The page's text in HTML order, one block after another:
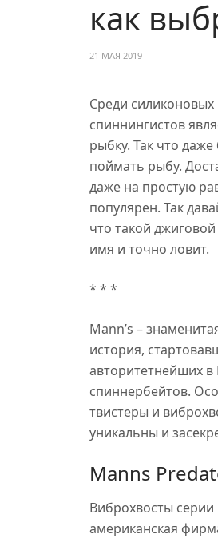
как
21 МАЯ 2019
Среди
спиннингистов
рыбку. Так что
поймать рыбу.
даже на простую
популярен. Так
что такой
имя и точно ловит.
* * *
Mann’s –
история,
авторитетнейших
спиннербейтов.
твистеры и
уникальны и
Manns
Виброхвосты
американская